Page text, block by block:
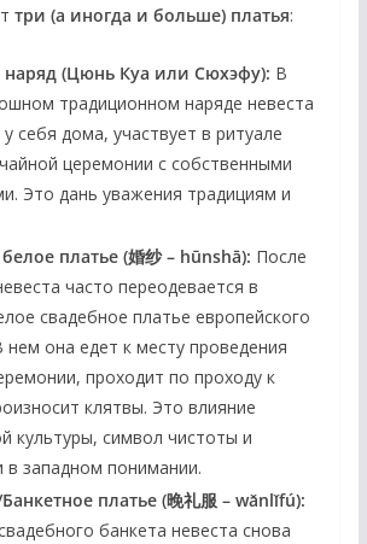
три (а иногда и больше) платья:
(Цюнь Куа или Сюхэфу): В
традиционном наряде невеста
себя дома, участвует в ритуале
церемонии с собственными
Это дань уважения традициям и
платье (婚纱 – hūnshā): После
часто переодевается в
свадебное платье европейского
нем она едет к месту проведения
проходит по проходу к
клятвы. Это влияние
культуры, символ чистоты и
в западном понимании.
платье (晚礼服 – wǎnlǐfú):
банкета невеста снова